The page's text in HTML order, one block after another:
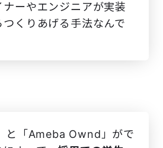
ナーやエンジニアが実装
つくりあげる手法なんで
と「Ameba Ownd」がで